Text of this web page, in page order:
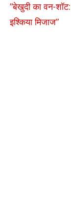
​”बेखुदी का वन-
इश्किया मिजाज”